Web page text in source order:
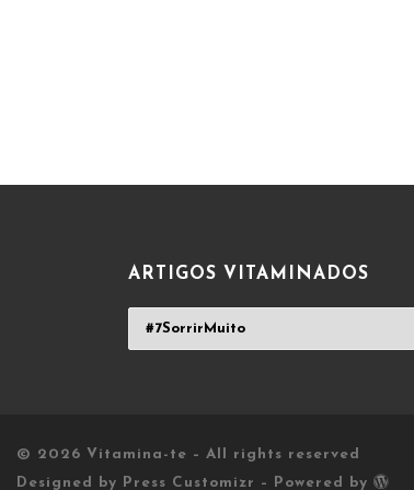
ARTIGOS VITAMINADOS
VITAMINADOS
© 2026 Vitamina-te – All rights reserved
Designed by
Press Customizr – Powered by